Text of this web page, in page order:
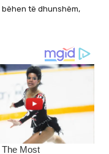
të dhunshëm,